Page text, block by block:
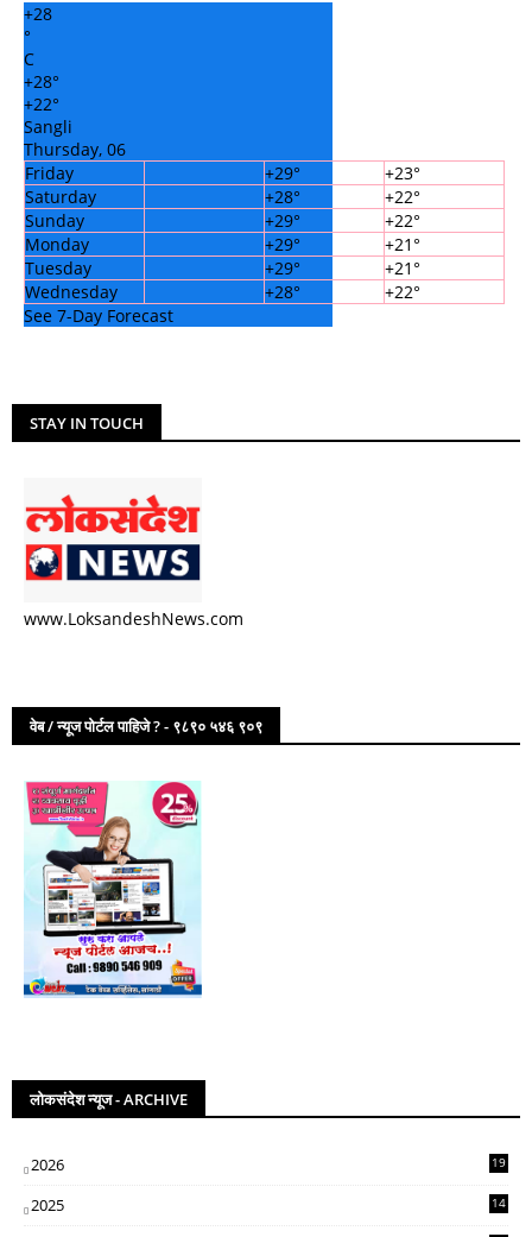
+28
°
C
+28°
+22°
Sangli
Thursday, 06
Friday
+29° +23°
Saturday
+28° +22°
Sunday
+29° +22°
Monday
+29° +21°
Tuesday
+29° +21°
Wednesday
+28° +22°
See 7-Day Forecast
STAY IN TOUCH
www.LoksandeshNews.com
वेब / न्यूज पोर्टल पाहिजे ? - ९८९० ५४६ ९०९
लोकसंदेश न्यूज - ARCHIVE
2026 19
2025
14